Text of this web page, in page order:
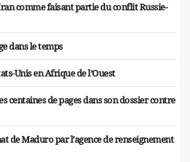
comme faisant partie du conflit Russie-
dans le temps
Unis en Afrique de l’Ouest
centaines de pages dans son dossier contre
de Maduro par l’agence de renseignement